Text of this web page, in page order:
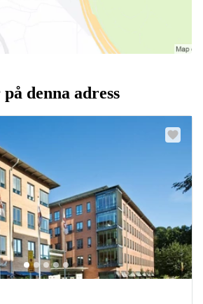
denna adress